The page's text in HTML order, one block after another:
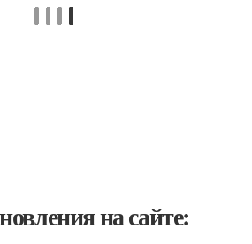
на сайте: